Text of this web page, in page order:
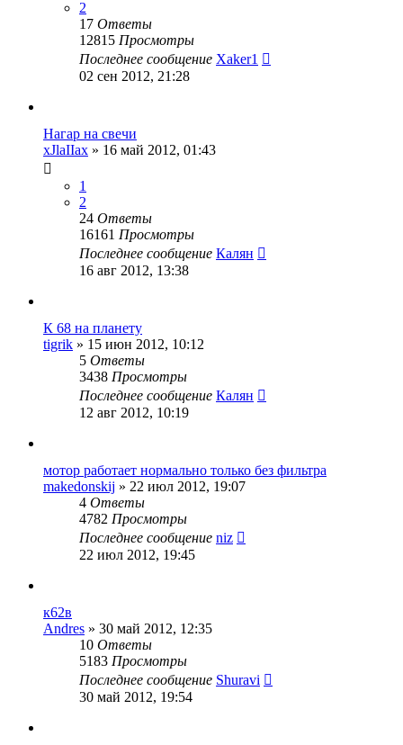
2
17 Ответы
12815 Просмотры
Последнее сообщение Xaker1
02 сен 2012, 21:28
Нагар на свечи
xJlaIIax » 16 май 2012, 01:43
1
2
24 Ответы
16161 Просмотры
Последнее сообщение Калян
16 авг 2012, 13:38
К 68 на планету
tigrik » 15 июн 2012, 10:12
5 Ответы
3438 Просмотры
Последнее сообщение Калян
12 авг 2012, 10:19
мотор работает нормально только без фильтра
makedonskij » 22 июл 2012, 19:07
4 Ответы
4782 Просмотры
Последнее сообщение niz
22 июл 2012, 19:45
к62в
Andres » 30 май 2012, 12:35
10 Ответы
5183 Просмотры
Последнее сообщение Shuravi
30 май 2012, 19:54